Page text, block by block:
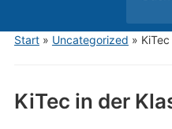
for:
Start» Uncategorized »
KiTec in der